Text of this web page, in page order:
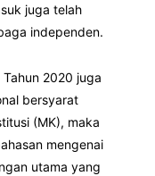
juga telah
independen.
2020 juga
bersyarat
(MK), maka
mengenai
utama yang